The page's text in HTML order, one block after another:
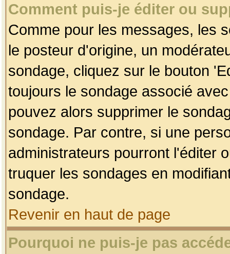
Comment puis-je éditer ou
Comme pour les messages, les
le posteur d'origine, un
sondage, cliquez sur le bouton
toujours le sondage associé
pouvez alors supprimer le
sondage. Par contre, si une
administrateurs pourront l'éditer
truquer les sondages en
sondage.
Revenir en haut de page
Pourquoi ne puis-je pas